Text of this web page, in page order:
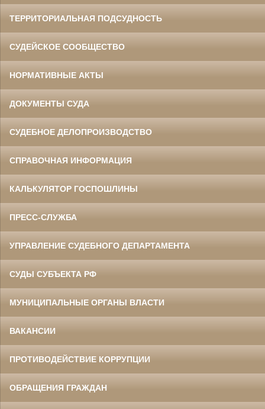
ТЕРРИТОРИАЛЬНАЯ ПОДСУДНОСТЬ
СУДЕЙСКОЕ СООБЩЕСТВО
НОРМАТИВНЫЕ АКТЫ
ДОКУМЕНТЫ СУДА
СУДЕБНОЕ ДЕЛОПРОИЗВОДСТВО
СПРАВОЧНАЯ ИНФОРМАЦИЯ
КАЛЬКУЛЯТОР ГОСПОШЛИНЫ
ПРЕСС-СЛУЖБА
УПРАВЛЕНИЕ СУДЕБНОГО ДЕПАРТАМЕНТА
СУДЫ СУБЪЕКТА РФ
МУНИЦИПАЛЬНЫЕ ОРГАНЫ ВЛАСТИ
ВАКАНСИИ
ПРОТИВОДЕЙСТВИЕ КОРРУПЦИИ
ОБРАЩЕНИЯ ГРАЖДАН